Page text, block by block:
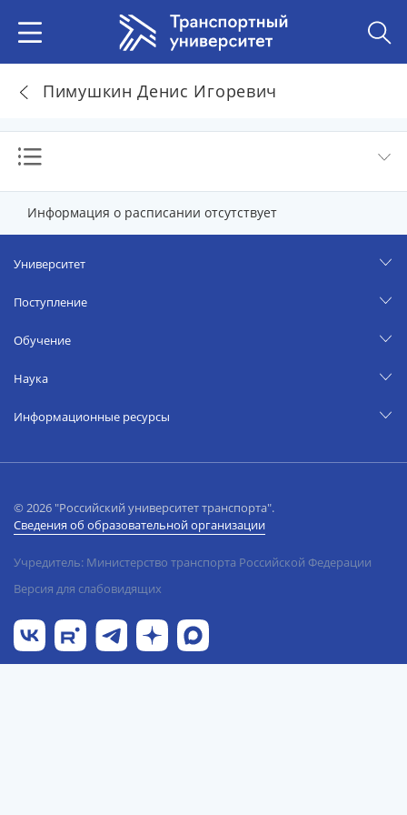
Пимушкин Денис Игоревич
Информация о расписании отсутствует
Университет
Поступление
Обучение
Наука
Информационные ресурсы
© 2026 "Российский университет транспорта".
Сведения об образовательной организации
Учредитель: Министерство транспорта Российской Федерации
Версия для слабовидящих